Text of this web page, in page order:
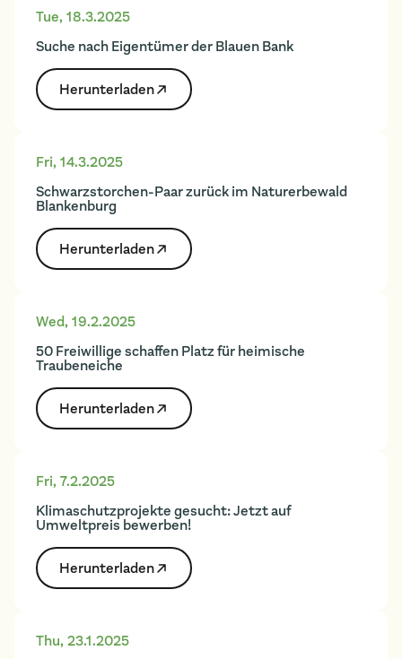
Tue, 18.3.2025
Suche nach Eigentümer der Blauen Bank
Herunter­laden
Fri, 14.3.2025
Schwarzstorchen-Paar zurück im Naturerbewald
Blankenburg
Herunter­laden
Wed, 19.2.2025
50 Freiwillige schaffen Platz für heimische
Traubeneiche
Herunter­laden
Fri, 7.2.2025
Klimaschutzprojekte gesucht: Jetzt auf
Umweltpreis bewerben!
Herunter­laden
Thu, 23.1.2025